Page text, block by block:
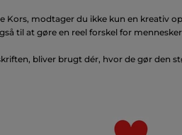
Kors, modtager du ikke kun en kreativ
til at gøre en reel forskel for
bliver brugt dér, hvor de gør den